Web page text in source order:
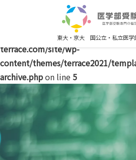
東大・京大 国公立・私立医学
: explode() expects
/home/r5227289/
terrace.com/site/wp-
content/themes/terrace2021/
archive.phpon line 5